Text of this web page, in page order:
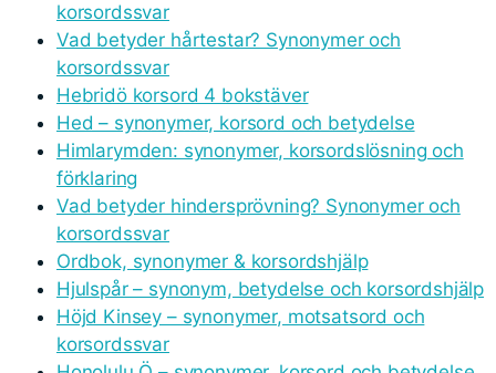
korsordssvar
Vad betyder hårtestar? Synonymer och
korsordssvar
Hebridö korsord 4 bokstäver
Hed – synonymer, korsord och betydelse
Himlarymden: synonymer, korsordslösning och
förklaring
Vad betyder hindersprövning? Synonymer och
korsordssvar
Ordbok, synonymer & korsordshjälp
Hjulspår – synonym, betydelse och korsordshjälp
Höjd Kinsey – synonymer, motsatsord och
korsordssvar